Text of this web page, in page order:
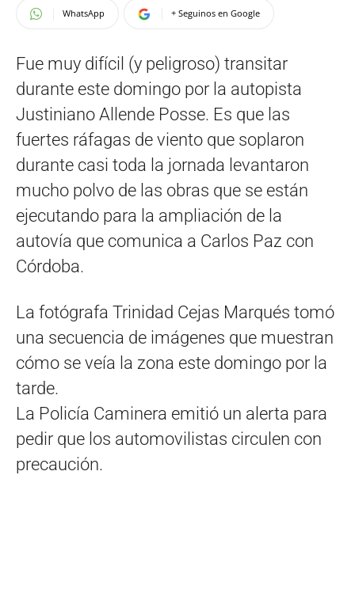
WhatsApp + Seguinos en Google
Fue muy difícil (y peligroso) transitar
durante este domingo por la autopista
Justiniano Allende Posse. Es que las
fuertes ráfagas de viento que soplaron
durante casi toda la jornada levantaron
mucho polvo de las obras que se están
ejecutando para la ampliación de la
autovía que comunica a Carlos Paz con
Córdoba.
La fotógrafa Trinidad Cejas Marqués tomó
una secuencia de imágenes que muestran
cómo se veía la zona este domingo por la
tarde.
La Policía Caminera emitió un alerta para
pedir que los automovilistas circulen con
precaución.